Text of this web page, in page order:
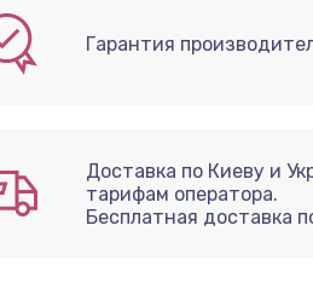
Гарантия
Доставка по Киеву и
тарифам оператора.
Бесплатная доставка